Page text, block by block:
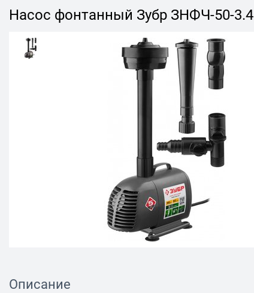
Насос фонтанный Зубр ЗНФЧ-50-3.4
Описание